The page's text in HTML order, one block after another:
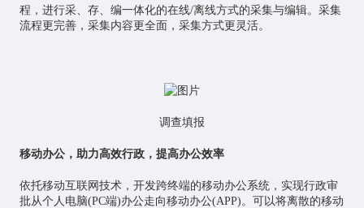
程，进行采、存、编一体化的在线/离线方式的采集与编辑。采集
流程更完善，采集内容更全面，采集方式更灵活。
调查填报
移动办公，助力高效行政，提高办公效率
依托移动互联网技术，开发跨终端的移动办公系统，实现行政审
批从个人电脑(PC端)办公走向移动办公(APP)。可以将离散的移动